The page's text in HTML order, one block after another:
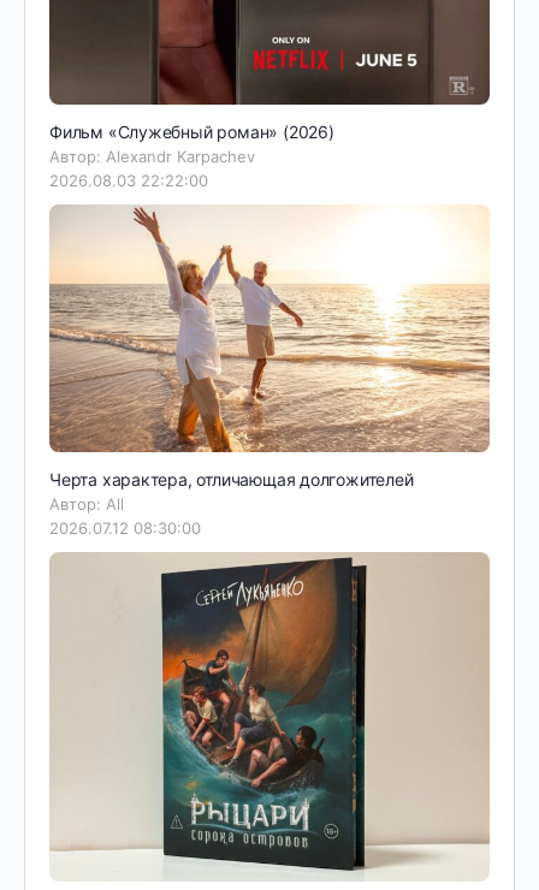
Фильм «Служебный роман» (2026)
Автор: Alexandr Karpachev
2026.08.03 22:22:00
Черта характера, отличающая долгожителей
Автор: All
2026.07.12 08:30:00